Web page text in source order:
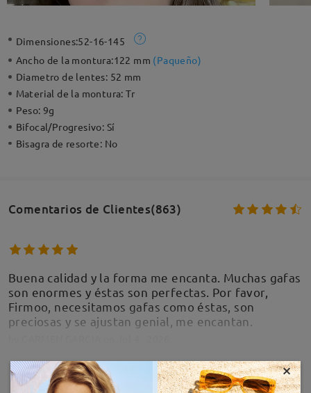
Dimensiones:52-16-145
Ancho de la montura:122 mm (Paqueño)
Diametro de lentes: 52 mm
Material de la montura:Tr
Peso: 9g
Bifocal/Progresivo: Sí
Bisagra de resorte: No
Comentarios de Clientes(863)
Buena calidad y la forma me encanta. Muchas gafas
son enormes y éstas son perfectas. Por favor,
Firmoo, necesitamos gafas como éstas, son
preciosas y se ajustan genial, me encantan.
MOSTRAR MÁS ×